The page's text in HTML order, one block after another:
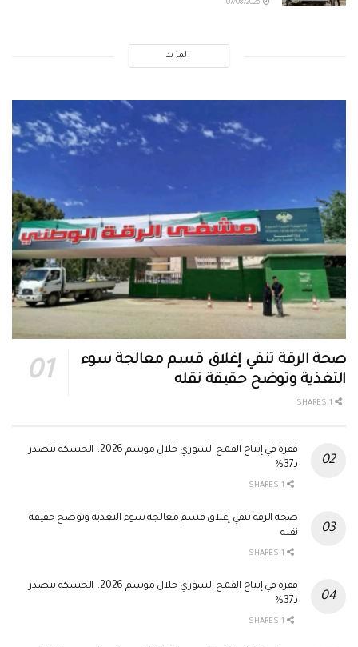
المزيد
صحة الرقة تنفي إغلاق قسم معالجة سوء
التغذية وتوضح حقيقة نقله
قفزة في إنتاج القمح السوري خلال موسم 2026.. الحسكة تتصدر
بـ37%
صحة الرقة تنفي إغلاق قسم معالجة سوء التغذية وتوضح حقيقة
نقله
قفزة في إنتاج القمح السوري خلال موسم 2026.. الحسكة تتصدر
بـ37%